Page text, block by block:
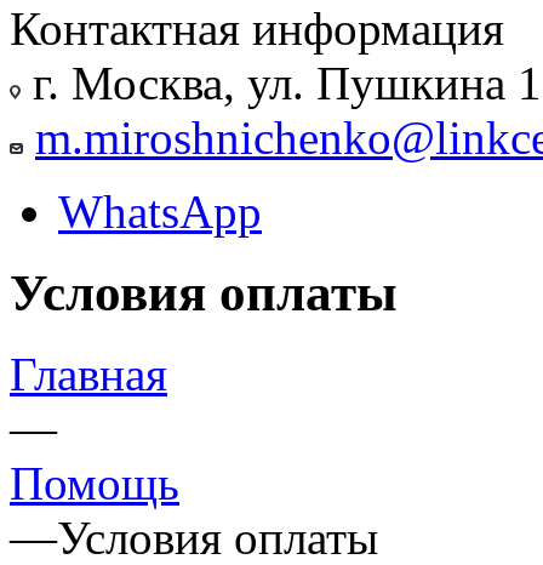
Контактная информация
г. Москва, ул. Пушкина
WhatsApp
Условия оплаты
Главная
—
Помощь
—Условия оплаты